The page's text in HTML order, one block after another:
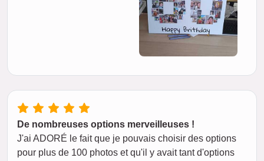
De nombreuses options merveilleuses !
J'ai ADORÉ le fait que je pouvais choisir des options
pour plus de 100 photos et qu'il y avait tant d'options